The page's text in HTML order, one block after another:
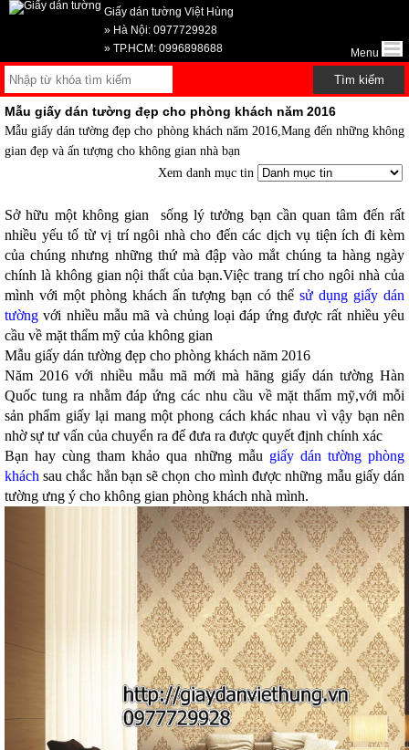
Giấy dán tường Việt Hùng
» Hà Nội: 0977729928
» TP.HCM: 0996898688
Menu
Mẫu giấy dán tường đẹp cho phòng khách năm 2016
Mẫu giấy dán tường đẹp cho phòng khách năm 2016,Mang đến những không
gian đẹp và ấn tượng cho không gian nhà bạn
Xem danh mục tin
Sở hữu một không gian sống lý tưởng bạn cần quan tâm đến rất
nhiều yếu tố từ vị trí ngôi nhà cho đến các dịch vụ tiện ích đi kèm
của chúng nhưng những thứ mà đập vào mắt chúng ta hàng ngày
chính là không gian nội thất của bạn.Việc trang trí cho ngôi nhà của
mình với một phòng khách ấn tượng bạn có thể sử dụng giấy dán
tường với nhiều mẫu mã và chủng loại đáp ứng được rất nhiều yêu
cầu về mặt thẩm mỹ của không gian
Mẫu giấy dán tường đẹp cho phòng khách năm 2016
Năm 2016 với nhiều mẫu mã mới mà hãng giấy dán tường Hàn
Quốc tung ra nhằm đáp ứng các nhu cầu về mặt thẩm mỹ,với mỗi
sản phẩm giấy lại mang một phong cách khác nhau vì vậy bạn nên
nhờ sự tư vấn của chuyển ra để đưa ra được quyết định chính xác
Bạn hay cùng tham khảo qua những mẫu giấy dán tường phòng
khách sau chắc hẳn bạn sẽ chọn cho mình được những mẫu giấy dán
tường ưng ý cho không gian phòng khách nhà mình.